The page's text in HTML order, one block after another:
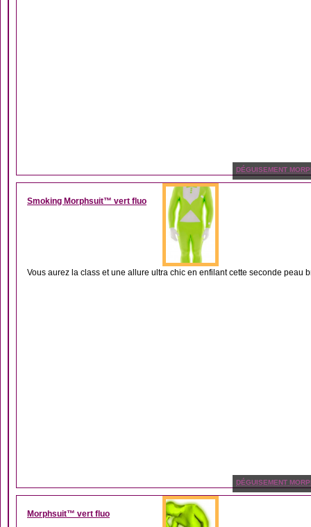
DÉGUISEMENT
Smoking Morphsuit™ vert fluo
Vous aurez la class et une allure ultra chic en enfilant cette seconde peau
DÉGUISEMENT
Morphsuit™ vert fluo